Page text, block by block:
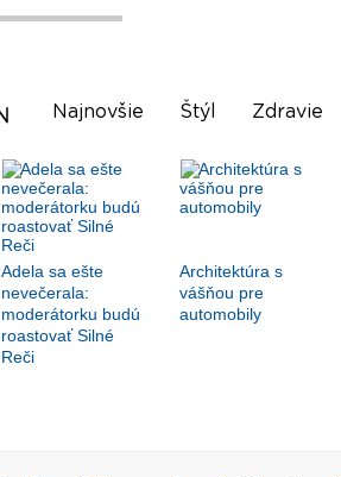
Najnovšie Štýl Zdravie
Adela sa ešte
nevečerala:
moderátorku budú
roastovať Silné
Reči
Architektúra s
vášňou pre
automobily